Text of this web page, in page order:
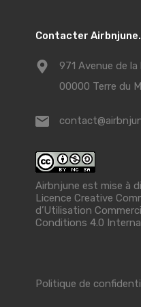
Contacter
971 Avenue de
00000 Terre du
Airbnjune est mise à
Licence Creative
d’Utilisation
Conditions 4.0
Politique de